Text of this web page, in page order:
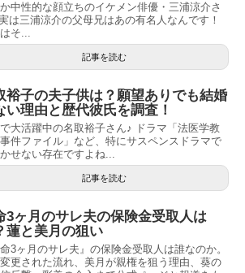
中性的な顔立ちのイケメン俳優・三浦涼介さ
は三浦涼介の父母兄はあの有名人なんです！
そ...
記事を読む
裕子の夫子供は？願望ありでも結婚
い理由と歴代彼氏を調査！
大活躍中の名取裕子さん♪ ドラマ「法医学教
件ファイル」など、特にサスペンスドラマで
せない存在ですよね...
記事を読む
3ヶ月のサレ夫の保険金受取人は
蓮と美月の狙い
命3ヶ月のサレ夫』の保険金受取人は誰なのか。
更された流れ、美月が親権を狙う理由、葵の